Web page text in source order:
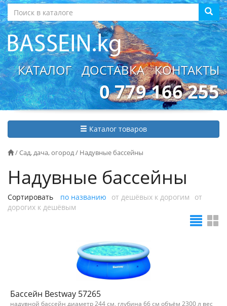
КАТАЛОГ ДОСТАВКА КОНТАКТЫ
0 779 166 255
Каталог товаров
/Сад, дача, огород/ Надувные бассейны
Надувные бассейны
Сортировать по названию от дешёвых к дорогим
от
дорогих к дешёвым
Бассейн Bestway 57265
надувной бассейн диаметр 244 см, глубина 66 см объём 2300 л вес